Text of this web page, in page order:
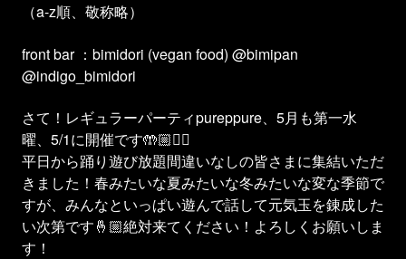
（a-z順、敬称略）
front bar ：bimidori (vegan food) @bimipan
@indigo_bimidori
さて！レギュラーパーティpureppure、5月も第一水
曜、5/1に開催です🤲🏼❤️‍🔥
平日から踊り遊び放題間違いなしの皆さまに集結いただ
きました！春みたいな夏みたいな冬みたいな変な季節で
すが、みんなといっぱい遊んで話して元気玉を錬成した
い次第です🤞🏼絶対来てください！よろしくお願いしま
す！